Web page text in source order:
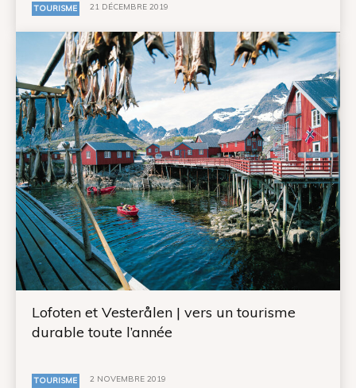
TOURISME 21 DÉCEMBRE 2019
Lofoten et Vesterålen | vers un tourisme
durable toute l’année
TOURISME 2 NOVEMBRE 2019